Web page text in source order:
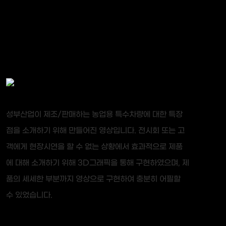
성부산업이 제조/판매하는 농업용 특수차량에 대한 특장
점을 소개하기 위해 만들어진 영상입니다. 전시회 또는 고
객에게 현장시연을 할 수 없는 상황에서 효과적으로 제품
에 대해 소개하기 위해 3D그래픽을 통해 구현하였으며, 제
품의 세세한 부분까지 영상으로 구현하여 충분히 어필할
수 있었습니다.